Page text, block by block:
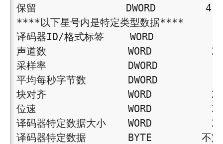
保留　　　　　　　　　DWORD　　　　　4
****以下星号内是特定类型数据****
译码器ID/格式标签　　 WORD　　　　　　
声道数　　　　　 　　 WORD　　　　　　2
采样率　　　　　　　  DWORD　 　　　　
平均每秒字节数　　　  DWORD　 　　　　
块对齐　　　　　　　  WORD　　　　　　2
位速　　　　　　　　  WORD　　　　　　2
译码器特定数据大小　  WORD　　　　　　2
译码器特定数据 　　　 BYTE　　　　　不